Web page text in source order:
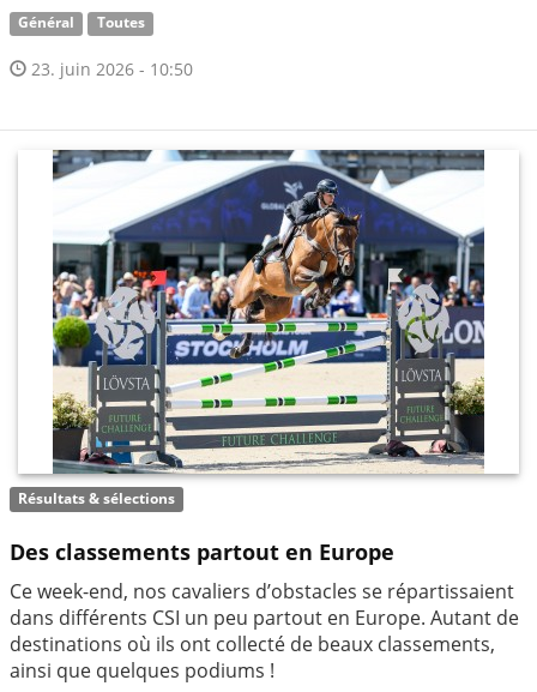
Général Toutes
23. juin 2026 - 10:50
Résultats & sélections
Des classements partout en Europe
Ce week-end, nos cavaliers d’obstacles se répartissaient
dans différents CSI un peu partout en Europe. Autant de
destinations où ils ont collecté de beaux classements,
ainsi que quelques podiums !